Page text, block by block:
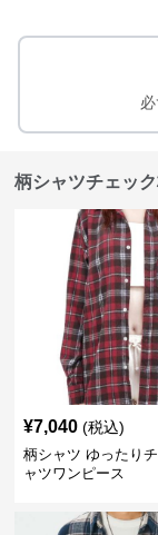
柄シャツチェッ
¥7,040 (税込)
柄シャツ ゆったり
ャツワンピース